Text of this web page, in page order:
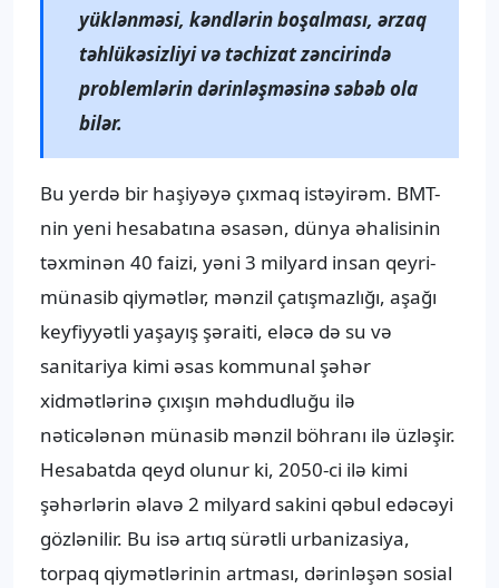
yüklənməsi, kəndlərin boşalması, ərzaq
təhlükəsizliyi və təchizat zəncirində
problemlərin dərinləşməsinə səbəb ola
bilər.
Bu yerdə bir haşiyəyə çıxmaq istəyirəm. BMT-
nin yeni hesabatına əsasən, dünya əhalisinin
təxminən 40 faizi, yəni 3 milyard insan qeyri-
münasib qiymətlər, mənzil çatışmazlığı, aşağı
keyfiyyətli yaşayış şəraiti, eləcə də su və
sanitariya kimi əsas kommunal şəhər
xidmətlərinə çıxışın məhdudluğu ilə
nəticələnən münasib mənzil böhranı ilə üzləşir.
Hesabatda qeyd olunur ki, 2050-ci ilə kimi
şəhərlərin əlavə 2 milyard sakini qəbul edəcəyi
gözlənilir. Bu isə artıq sürətli urbanizasiya,
torpaq qiymətlərinin artması, dərinləşən sosial